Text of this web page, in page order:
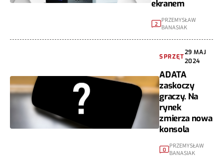
ekranem
2
PRZEMYSŁAW
BANASIAK
SPRZĘT
29 MAJ
2024
ADATA
zaskoczy
graczy. Na
rynek
zmierza nowa
konsola
0
PRZEMYSŁAW
BANASIAK